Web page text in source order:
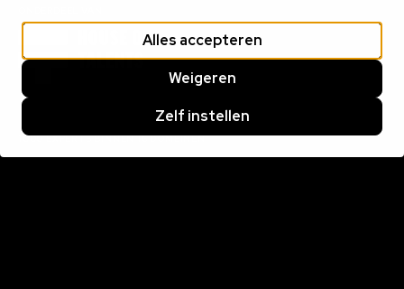
Alles accepteren
Weigeren
Zelf instellen
1000 EXPERTS BINNEN 16 DOMEINEN